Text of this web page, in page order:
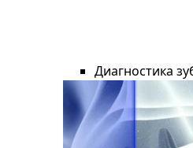
Диагностика